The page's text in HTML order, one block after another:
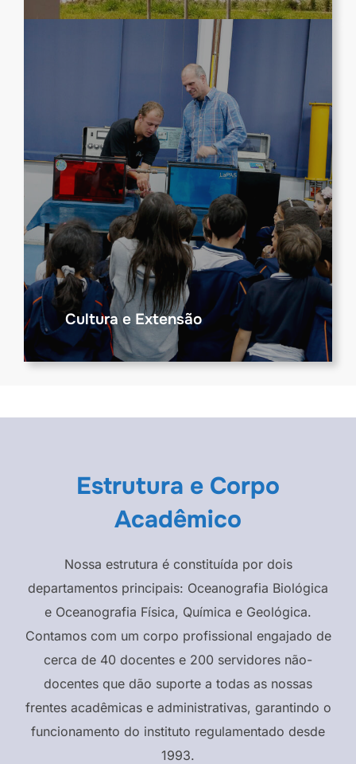
Cultura e Extensão
Estrutura e Corpo
Acadêmico
Nossa estrutura é constituída por dois
departamentos principais: Oceanografia Biológica
e Oceanografia Física, Química e Geológica.
Contamos com um corpo profissional engajado de
cerca de 40 docentes e 200 servidores não-
docentes que dão suporte a todas as nossas
frentes acadêmicas e administrativas, garantindo o
funcionamento do instituto regulamentado desde
1993.